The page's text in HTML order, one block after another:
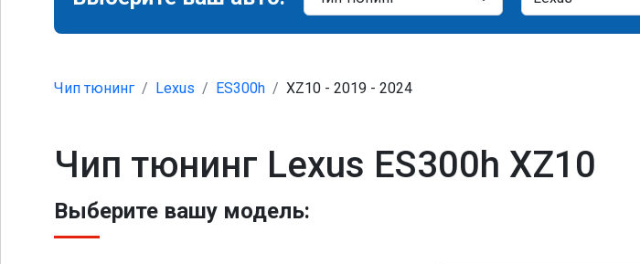
Чип тюнинг Lexus ES300h XZ10 - 2019 - 2024
Чип тюнинг Lexus ES300h XZ10
Выберите вашу модель: